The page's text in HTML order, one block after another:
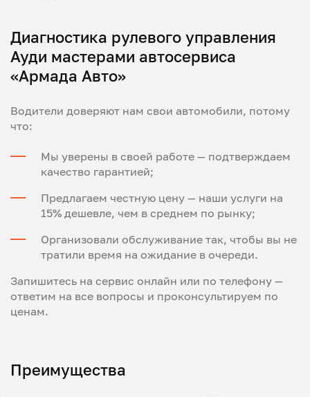
Диагностика рулевого управления
Ауди мастерами автосервиса
«Армада Авто»
Водители доверяют нам свои автомобили, потому
что:
Мы уверены в своей работе — подтверждаем
качество гарантией;
Предлагаем честную цену — наши услуги на
15% дешевле, чем в среднем по рынку;
Организовали обслуживание так, чтобы вы не
тратили время на ожидание в очереди.
Запишитесь на сервис онлайн или по телефону —
ответим на все вопросы и проконсультируем по
ценам.
Преимущества